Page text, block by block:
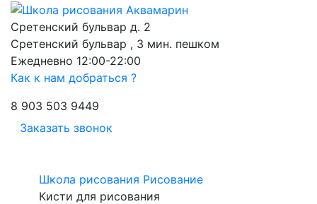
Сретенский бульвар д. 2
Сретенский бульвар , 3 мин. пешком
Ежедневно 12:00-22:00
Как к нам добраться ?
8 903 503 9449
Заказать звонок
Школа рисования Рисование
Кисти для рисования